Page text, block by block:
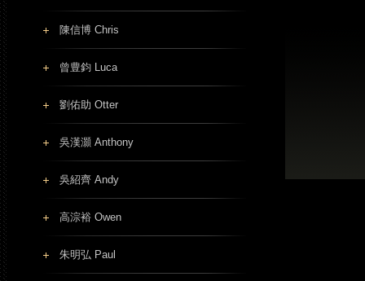
陳信博 Chris
曾豊鈞 Luca
劉佑助 Otter
吳漢灝 Anthony
吳紹齊 Andy
高淙裕 Owen
朱明弘 Paul